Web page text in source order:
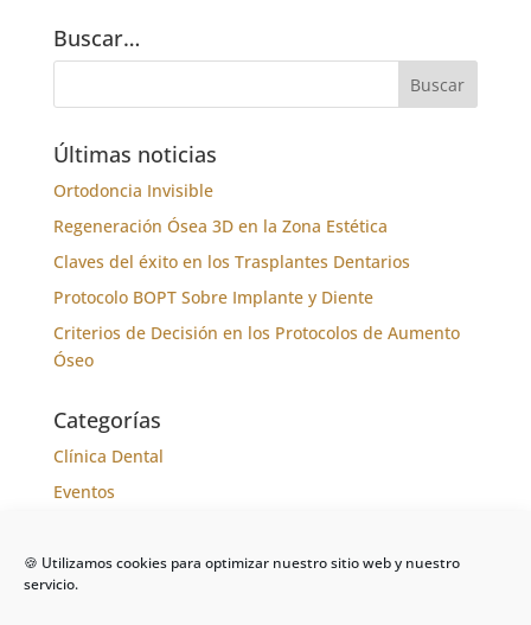
🍪 Utilizamos cookies para optimizar nuestro sitio web y nuestro
servicio.
Buscar…
Últimas noticias
Ortodoncia Invisible
Regeneración Ósea 3D en la Zona Estética
Claves del éxito en los Trasplantes Dentarios
Protocolo BOPT Sobre Implante y Diente
Criterios de Decisión en los Protocolos de Aumento
Óseo
Categorías
Clínica Dental
Eventos
Noticias